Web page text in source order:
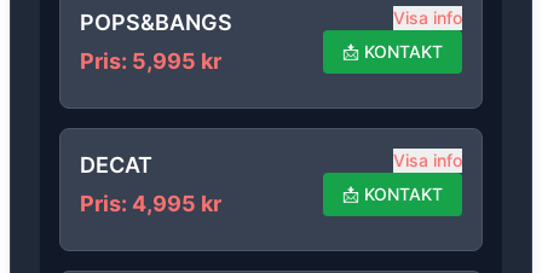
POPS&BANGS
Pris: 5,995 kr
Visa info
📩 KONTAKT
DECAT
Pris: 4,995 kr
Visa info
📩 KONTAKT